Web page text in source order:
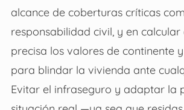
alcance de coberturas críticas
responsabilidad civil, y en
precisa los valores de continente
para blindar la vivienda ante
Evitar el infraseguro y adaptar la